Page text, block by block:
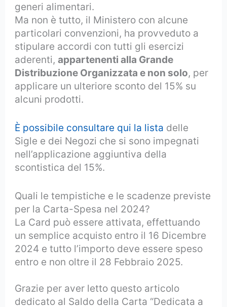
generi alimentari.
Ma non è tutto, il Ministero con alcune
particolari convenzioni, ha provveduto a
stipulare accordi con tutti gli esercizi
aderenti,appartenenti alla Grande
Distribuzione Organizzata e non solo, per
applicare un ulteriore sconto del 15% su
alcuni prodotti.
È possibile consultare qui la lista delle
Sigle e dei Negozi che si sono impegnati
nell’applicazione aggiuntiva della
scontistica del 15%.
Quali le tempistiche e le scadenze previste
per la Carta-Spesa nel 2024?
La Card può essere attivata, effettuando
un semplice acquisto entro il 16 Dicembre
2024 e tutto l’importo deve essere speso
entro e non oltre il 28 Febbraio 2025.
Grazie per aver letto questo articolo
dedicato al Saldo della Carta “Dedicata a